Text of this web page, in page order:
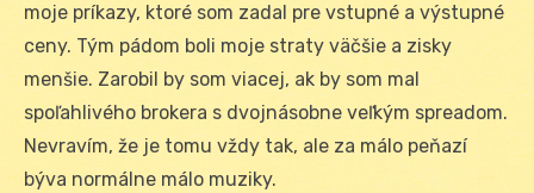
moje príkazy, ktoré som zadal pre vstupné a výstupné
ceny. Tým pádom boli moje straty väčšie a zisky
menšie. Zarobil by som viacej, ak by som mal
spoľahlivého brokera s dvojnásobne veľkým spreadom.
Nevravím, že je tomu vždy tak, ale za málo peňazí
býva normálne málo muziky.